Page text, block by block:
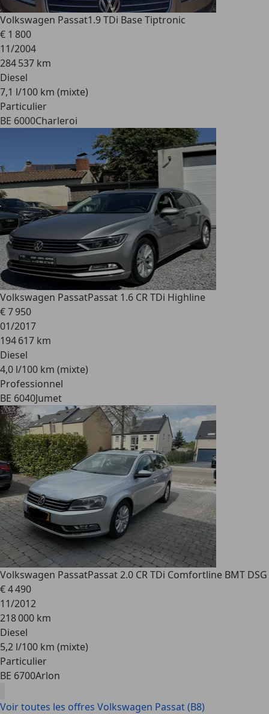
Volkswagen Passat1.9 TDi Base Tiptronic
€ 1 800
11/2004
284 537 km
Diesel
7,1 l/100 km (mixte)
Particulier
BE 6000Charleroi
Volkswagen PassatPassat 1.6 CR TDi Highline
€ 7 950
01/2017
194 617 km
Diesel
4,0 l/100 km (mixte)
Professionnel
BE 6040Jumet
Volkswagen PassatPassat 2.0 CR TDi Comfortline BMT DSG
€ 4 490
11/2012
218 000 km
Diesel
5,2 l/100 km (mixte)
Particulier
BE 6700Arlon
Voir toutes les offres Volkswagen Passat (B8)